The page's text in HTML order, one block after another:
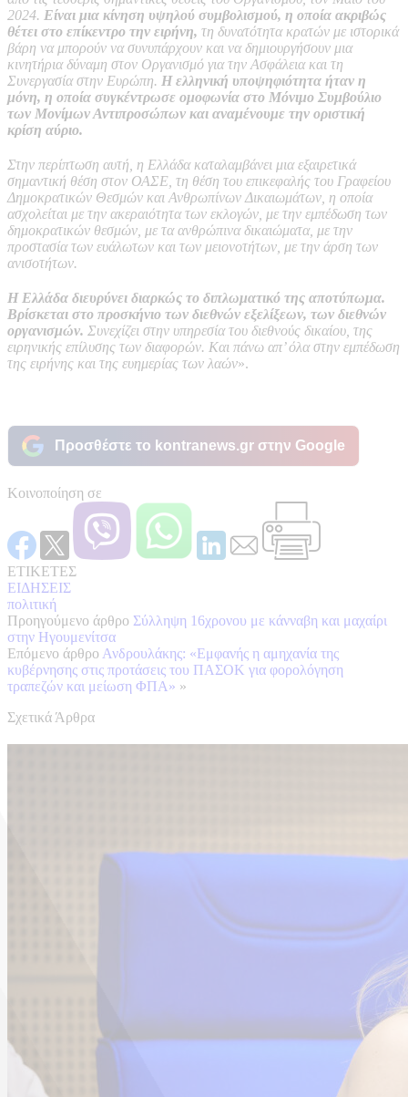
2024. Είναι μια κίνηση υψηλού συμβολισμού, η οποία ακριβώς
θέτει στο επίκεντρο την ειρήνη, τη δυνατότητα κρατών με ιστορικά
βάρη να μπορούν να συνυπάρχουν και να δημιουργήσουν μια
κινητήρια δύναμη στον Οργανισμό για την Ασφάλεια και τη
Συνεργασία στην Ευρώπη. Η ελληνική υποψηφιότητα ήταν η
μόνη, η οποία συγκέντρωσε ομοφωνία στο Μόνιμο Συμβούλιο
των Μονίμων Αντιπροσώπων και αναμένουμε την οριστική
κρίση αύριο.
Στην περίπτωση αυτή, η Ελλάδα καταλαμβάνει μια εξαιρετικά
σημαντική θέση στον ΟΑΣΕ, τη θέση του επικεφαλής του Γραφείου
Δημοκρατικών Θεσμών και Ανθρωπίνων Δικαιωμάτων, η οποία
ασχολείται με την ακεραιότητα των εκλογών, με την εμπέδωση των
δημοκρατικών θεσμών, με τα ανθρώπινα δικαιώματα, με την
προστασία των ευάλωτων και των μειονοτήτων, με την άρση των
ανισοτήτων.
Η Ελλάδα διευρύνει διαρκώς το διπλωματικό της αποτύπωμα.
Βρίσκεται στο προσκήνιο των διεθνών εξελίξεων, των διεθνών
οργανισμών. Συνεχίζει στην υπηρεσία του διεθνούς δικαίου, της
ειρηνικής επίλυσης των διαφορών. Και πάνω απ’ όλα στην εμπέδωση
της ειρήνης και της ευημερίας των λαών».
Προσθέστε το kontranews.gr στην Google
Κοινοποίηση σε
ΕΤΙΚΕΤΕΣ
ΕΙΔΗΣΕΙΣ
πολιτική
Προηγούμενο άρθρο Σύλληψη 16χρονου με κάνναβη και μαχαίρι
στην Ηγουμενίτσα
Επόμενο άρθρο Ανδρουλάκης: «Εμφανής η αμηχανία της
κυβέρνησης στις προτάσεις του ΠΑΣΟΚ για φορολόγηση
τραπεζών και μείωση ΦΠΑ» »
Σχετικά Άρθρα